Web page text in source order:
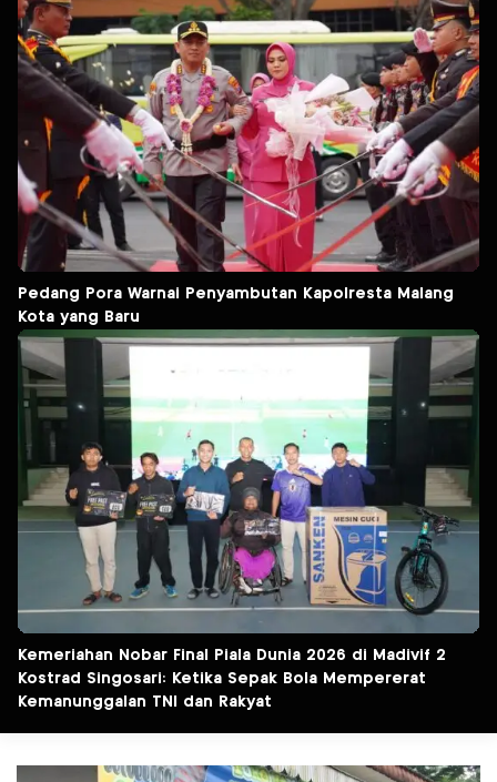
Pedang Pora Warnai Penyambutan Kapolresta Malang
Kota yang Baru
Kemeriahan Nobar Final Piala Dunia 2026 di Madivif 2
Kostrad Singosari: Ketika Sepak Bola Mempererat
Kemanunggalan TNI dan Rakyat